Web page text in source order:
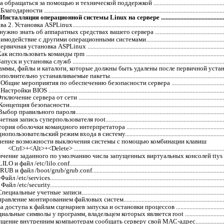
обращаться за помощью и технической поддержкой
Благодарности
операционной системы Linux на сервере
2. Установка
знать об аппаратных средствах вашего сервера
с другими операционными
установка ASPLinux
использовать команды rpm
и установка служб
файлы и каталоги, которые должны быть удалены после первичной
устанавливаемые
мероприятия по обеспечению безопасности сервера
Настройки BIOS
сервера от сети
правильного
запись суперпользователя
оболочки командного интерпретатора
режим входа в
возможности выключения системы с помощью комбинации клавиш
<Ctrl>+<Alt>+<Delete>
заданного по умолчанию числа запущенных виртуальных консолей ttys
и файл /etc/
и файл /boot/grub/
Файл /etc/
Файл /etc/
учетные
монтированием файловых
доступа к файлам сценариев запуска и остановки процессов
символы у программ, владельцем которых является root
внутренним компьютерам сообщать серверу свой MAC-